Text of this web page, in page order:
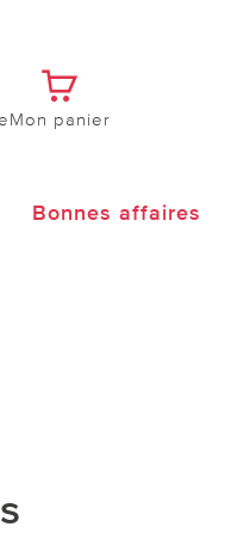
Mon panier
Bonnes affaires